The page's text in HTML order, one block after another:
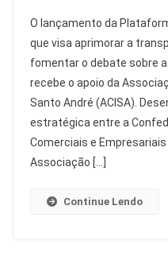
Apoia
Da
Gasto
Brasil
O lançamento da
que visa aprimorar a
fomentar o debate sobre
recebe o apoio da
Santo André (ACISA).
estratégica entre a
Comerciais e Empresariais
Associação […]
Continue Lendo